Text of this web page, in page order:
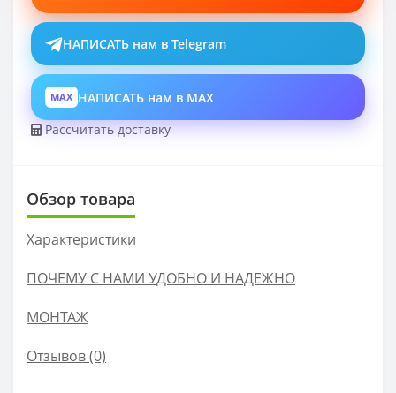
НАПИСАТЬ нам в Telegram
MAX НАПИСАТЬ нам в MAX
Рассчитать доставку
Обзор товара
Характеристики
ПОЧЕМУ С НАМИ УДОБНО И НАДЕЖНО
МОНТАЖ
Отзывов (0)